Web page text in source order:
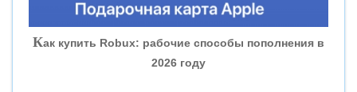
«СОВКОМБАНК»
Как купить Robux: рабочие способы пополнения в
2026 году